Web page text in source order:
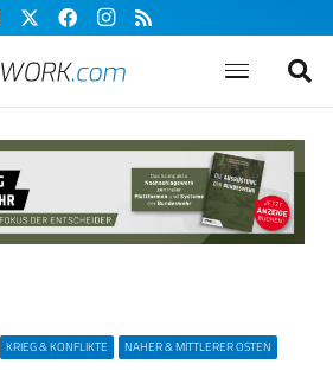
KRIEG & KONFLIKTE
NAHER & MITTLERER OSTEN